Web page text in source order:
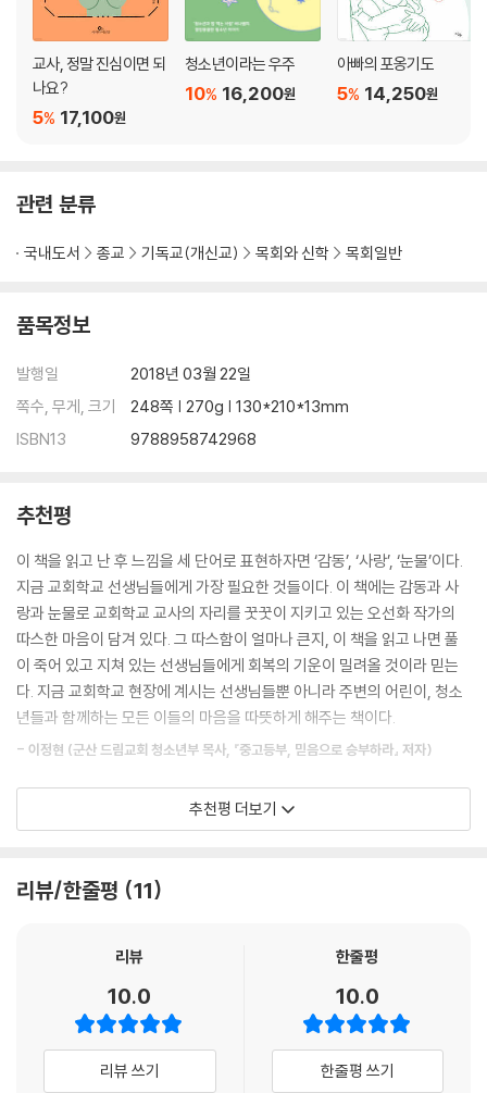
교사, 정말 진심이면 되
나요?
17,100원
5%
청소년이라는 우주
16,200원
10%
아빠의 포옹기도
14,250원
5%
관련 분류
국내도서 종교 기독교(개신교) 목회와 신학 목회일반
품목정보
발행일
2018년 03월 22일
쪽수, 무게, 크기
248쪽 | 270g | 130*210*13mm
ISBN13
9788958742968
추천평
이 책을 읽고 난 후 느낌을 세 단어로 표현하자면 ‘감동’, ‘사랑’, ‘눈물’이다.
지금 교회학교 선생님들에게 가장 필요한 것들이다. 이 책에는 감동과 사
랑과 눈물로 교회학교 교사의 자리를 꿋꿋이 지키고 있는 오선화 작가의
따스한 마음이 담겨 있다. 그 따스함이 얼마나 큰지, 이 책을 읽고 나면 풀
이 죽어 있고 지쳐 있는 선생님들에게 회복의 기운이 밀려올 것이라 믿는
다. 지금 교회학교 현장에 계시는 선생님들뿐 아니라 주변의 어린이, 청소
년들과 함께하는 모든 이들의 마음을 따뜻하게 해주는 책이다.
- 이정현 (군산 드림교회 청소년부 목사, 『중고등부, 믿음으로 승부하라』 저자)
교사로서 제자들이 성적에 상관없이 참 소중하고 의미 있는 존재라는 것을
알려주고 싶었다. 하지만 오늘날 교육환경 속에서 상처 입은 그들의 마음
의 삶에 성큼 다가선다. 밤새도록 그들의 이야기를 들어주고 함께 울어준
해 눈물로 기도해주시고 토스트를 맛있게 구워주셨던 교회 선생님 생각이
- 김태현 (백영고등학교 교사, 『교사, 삶에서 나를 만나다』 저자)
역시 사람을 변화시키는 힘은 능력이 아니라 진심이라는 걸, 오 작가를 보
추천평 더보기
리뷰/한줄평 11
리뷰
10.0
리뷰 쓰기
한줄평
10.0
한줄평 쓰기